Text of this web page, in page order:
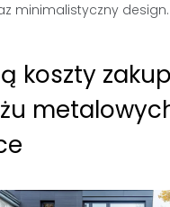
minimalistyczny design.
koszty